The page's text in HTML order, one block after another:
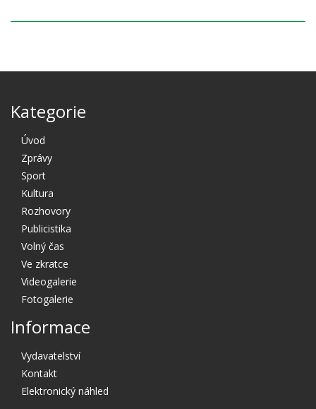
Kategorie
Úvod
Zprávy
Sport
Kultura
Rozhovory
Publicistika
Volný čas
Ve zkratce
Videogalerie
Fotogalerie
Informace
Vydavatelství
Kontakt
Elektronický náhled